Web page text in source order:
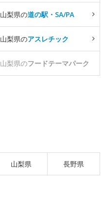
山梨県の道の駅・SA/PA
山梨県のアスレチック
山梨県のフードテーマパーク
山梨県 長野県